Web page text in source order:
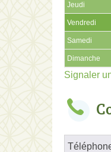
Jeudi
Vendredi
Samedi
Dimanche
Signaler